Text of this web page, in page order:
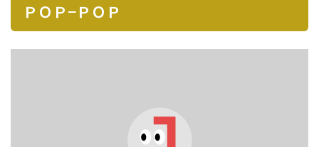
ＰＯＰ−ＰＯＰ